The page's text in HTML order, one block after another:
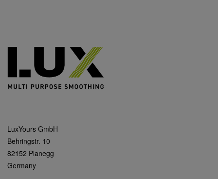
LuxYours GmbH
Behringstr. 10
82152 Planegg
Germany